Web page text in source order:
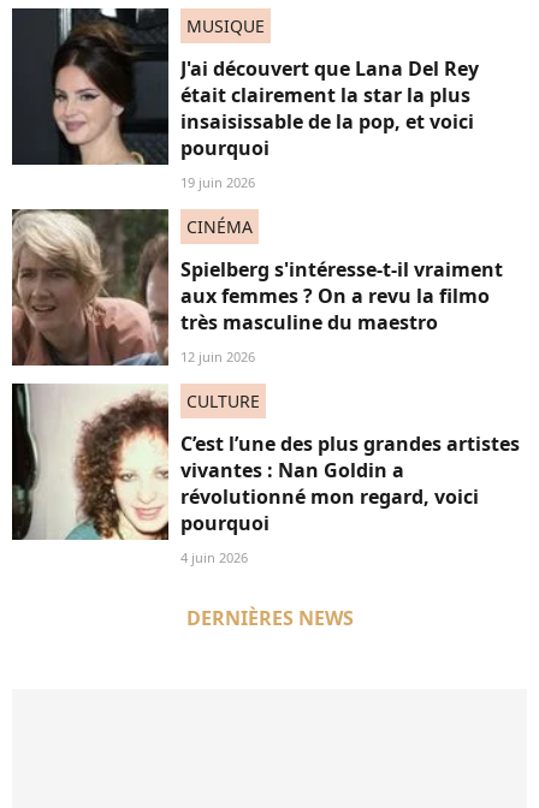
MUSIQUE
J'ai découvert que Lana Del Rey
était clairement la star la plus
insaisissable de la pop, et voici
pourquoi
19 juin 2026
CINÉMA
Spielberg s'intéresse-t-il vraiment
aux femmes ? On a revu la filmo
très masculine du maestro
12 juin 2026
CULTURE
C’est l’une des plus grandes artistes
vivantes : Nan Goldin a
révolutionné mon regard, voici
pourquoi
4 juin 2026
DERNIÈRES NEWS